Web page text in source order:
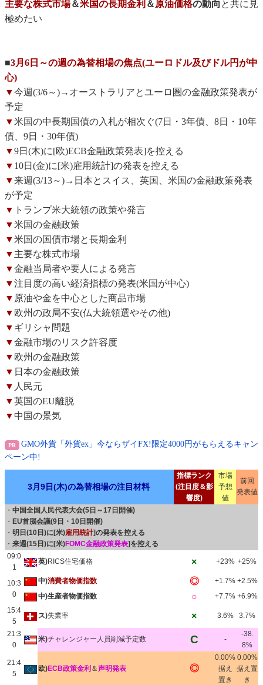
主要な株式市場＆米国の長期金利 ＆原油価格の動向 と共に見
極めたい
■3月6日～の週の為替相場の焦点(ユーロドル及びドル円が中
心)
▼今週(3/6～)→オーストラリアとユーロ圏の金融政策発表が
予定
▼米国の中長期国債の入札が相次ぐ(7日・3年債、8日・10年
債、9日・30年債)
▼9日(木)に[欧)ECB金融政策発表]を控える
▼ 10日(金)に[米)雇用統計]の発表を控える
▼来週(3/13～)→日本とスイス、英国、米国の金融政策発表
が予定
▼ トランプ米大統領の政策や発言
▼米国の金融政策
▼米国の国債市場と長期金利
▼ 主要な株式市場
▼金融当局者や要人による発言
▼注目度の高い経済指標の発表(米国が中心)
▼ 原油や金を中心とした商品市場
▼ 欧州の政局不安(仏大統領選やその他)
▼ ギリシャ問題
▼金融市場のリスク許容度
▼ 欧州の金融政策
▼ 日本の金融政策
▼ 人民元
▼英国のEU離脱
▼ 中国の景気
GMO外貨「外貨ex」今ならザイFX!限定4000円がもらえるキャン
ペーン中!
3月9日(木)の為替相場の注目材料
指標ランク
(注目度＆影
響度)
市場
予想
値
前回
発表値
・ 中国全国人民代表大会(5日～17日開催)
・ EU首脳会議(9日・10日開催)
・ 明日(10日)に[米)雇用統計]の発表を控える
・ 来週(15日)に[米)FOMC金融政策発表]を控える
09:0
1
英)RICS住宅価格 × +23% +25%
10:3
0
中)消費者物価指数 ◎ +1.7% +2.5%
中)生産者物価指数
○ +7.7% +6.9%
15:4
5
ス)失業率 × 3.6% 3.7%
21:3
0
米)チャレンジャー人員削減予定数 C -
-38.
8%
21:4
5
欧)ECB政策金利 ＆声明発表 ◎
0.00%
据え
置き
0.00%
据え置
き